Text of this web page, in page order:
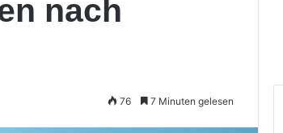
nach
76 7 Minuten gelesen